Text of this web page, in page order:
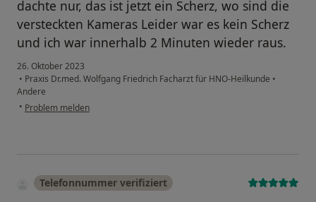
dachte nur, das ist jetzt ein Scherz, wo sind die
versteckten Kameras Leider war es kein Scherz
und ich war innerhalb 2 Minuten wieder raus.
26. Oktober 2023
• Praxis Dr.med. Wolfgang Friedrich Facharzt für HNO-Heilkunde •
Andere
• Problem melden
Telefonnummer verifiziert